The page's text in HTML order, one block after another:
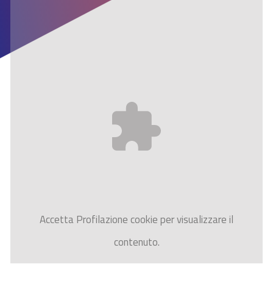
AccettaProfilazionecookie per visualizzare il
contenuto.